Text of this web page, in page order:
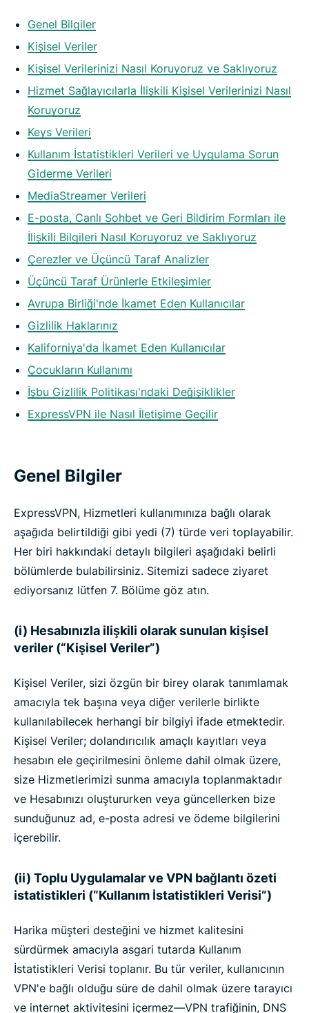
Genel Bilgiler
Kişisel Veriler
Kişisel Verilerinizi Nasıl Koruyoruz ve Saklıyoruz
Hizmet Sağlayıcılarla İlişkili Kişisel Verilerinizi Nasıl
Koruyoruz
Keys Verileri
Kullanım İstatistikleri Verileri ve Uygulama Sorun
Giderme Verileri
MediaStreamer Verileri
E-posta, Canlı Sohbet ve Geri Bildirim Formları ile
İlişkili Bilgileri Nasıl Koruyoruz ve Saklıyoruz
Çerezler ve Üçüncü Taraf Analizler
Üçüncü Taraf Ürünlerle Etkileşimler
Avrupa Birliği'nde İkamet Eden Kullanıcılar
Gizlilik Haklarınız
Kaliforniya'da İkamet Eden Kullanıcılar
Çocukların Kullanımı
İşbu Gizlilik Politikası'ndaki Değişiklikler
ExpressVPN ile Nasıl İletişime Geçilir
Genel Bilgiler
ExpressVPN, Hizmetleri kullanımınıza bağlı olarak
aşağıda belirtildiği gibi yedi (7) türde veri toplayabilir.
Her biri hakkındaki detaylı bilgileri aşağıdaki belirli
bölümlerde bulabilirsiniz. Sitemizi sadece ziyaret
ediyorsanız lütfen 7. Bölüme göz atın.
(i) Hesabınızla ilişkili olarak sunulan kişisel
veriler (“Kişisel Veriler”)
Kişisel Veriler, sizi özgün bir birey olarak tanımlamak
amacıyla tek başına veya diğer verilerle birlikte
kullanılabilecek herhangi bir bilgiyi ifade etmektedir.
Kişisel Veriler; dolandırıcılık amaçlı kayıtları veya
hesabın ele geçirilmesini önleme dahil olmak üzere,
size Hizmetlerimizi sunma amacıyla toplanmaktadır
ve Hesabınızı oluştururken veya güncellerken bize
sunduğunuz ad, e-posta adresi ve ödeme bilgilerini
içerebilir.
(ii) Toplu Uygulamalar ve VPN bağlantı özeti
istatistikleri (“Kullanım İstatistikleri Verisi”)
Harika müşteri desteğini ve hizmet kalitesini
sürdürmek amacıyla asgari tutarda Kullanım
İstatistikleri Verisi toplanır. Bu tür veriler, kullanıcının
VPN'e bağlı olduğu süre de dahil olmak üzere tarayıcı
ve internet aktivitesini içermez—VPN trafiğinin, DNS